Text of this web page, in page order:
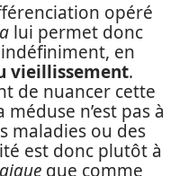
opéré
lui permet donc
en
vieillissement.
de nuancer cette
n’est pas à
maladies ou des
est donc plutôt à
que comme